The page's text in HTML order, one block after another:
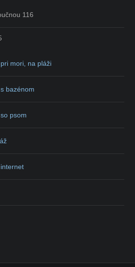
116
mori, na pláži
bazénom
psom